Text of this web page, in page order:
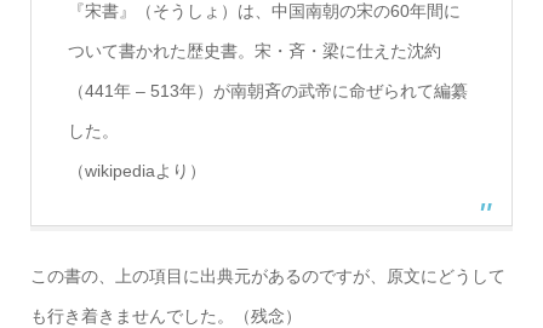
『宋書』（そうしょ）は、中国南朝の宋の60年間に
ついて書かれた歴史書。宋・斉・梁に仕えた沈約
（441年 – 513年）が南朝斉の武帝に命ぜられて編纂
した。
（wikipediaより）
この書の、上の項目に出典元があるのですが、原文にどうして
も行き着きませんでした。（残念）